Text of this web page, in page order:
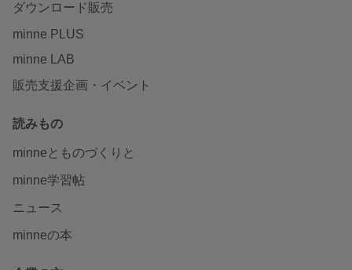
ダウンロード販売
minne PLUS
minne LAB
販売支援企画・イベント
読みもの
minneとものづくりと
minne学習帖
ニュース
minneの本